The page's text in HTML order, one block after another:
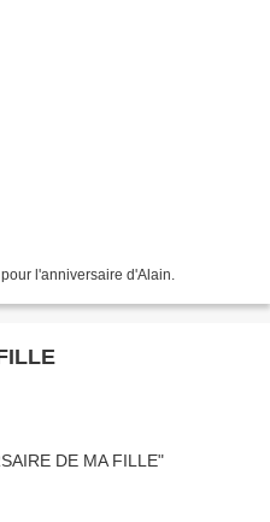
l'anniversaire d'Alain.